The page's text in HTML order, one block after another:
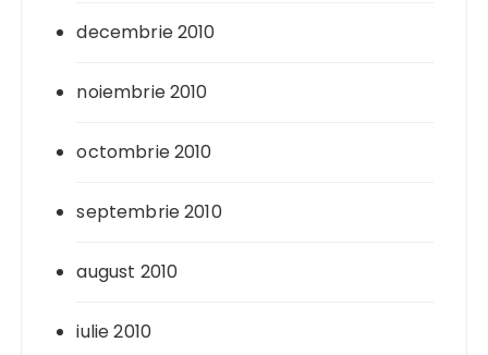
decembrie 2010
noiembrie 2010
octombrie 2010
septembrie 2010
august 2010
iulie 2010